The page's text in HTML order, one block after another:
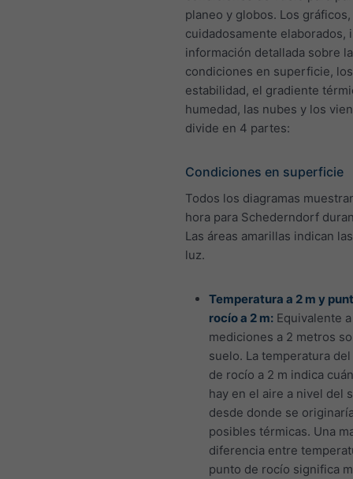
planeo y globos. Los gráficos,
cuidadosamente elaborados,
información detallada sobre
condiciones en superficie,
estabilidad, el gradiente
humedad, las nubes y los
divide en 4 partes:
Condiciones en superficie
Todos los diagramas
hora para Schederndorf
Las áreas amarillas indican
luz.
Temperatura a 2 m y
rocío a 2 m: Equivalente
mediciones a 2 metros
suelo. La temperatura
de rocío a 2 m indica
hay en el aire a nivel del
desde donde se
posibles térmicas. Una
diferencia entre
punto de rocío significa